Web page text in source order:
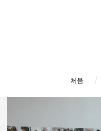
처음